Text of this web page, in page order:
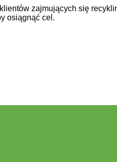
zajmujących się
osiągnąć cel.